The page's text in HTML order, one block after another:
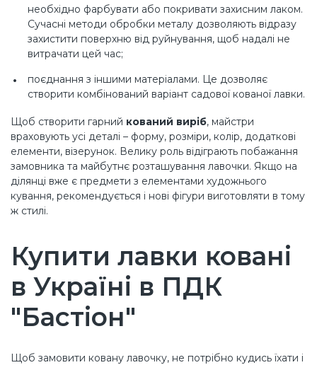
необхідно фарбувати або покривати захисним лаком.
Сучасні методи обробки металу дозволяють відразу
захистити поверхню від руйнування, щоб надалі не
витрачати цей час;
поєднання з іншими матеріалами. Це дозволяє
створити комбінований варіант садової кованої лавки.
Щоб створити гарний кований виріб, майстри
враховують усі деталі – форму, розміри, колір, додаткові
елементи, візерунок. Велику роль відіграють побажання
замовника та майбутнє розташування лавочки. Якщо на
ділянці вже є предмети з елементами художнього
кування, рекомендується і нові фігури виготовляти в тому
ж стилі.
Купити лавки ковані
в Україні в ПДК
"Бастіон"
Щоб замовити ковану лавочку, не потрібно кудись їхати і